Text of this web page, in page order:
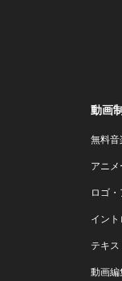
動画
無料音
アニメ
ロゴ
イン
テキ
動画編